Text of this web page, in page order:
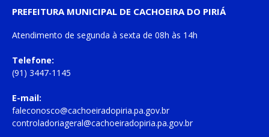
PREFEITURA MUNICIPAL DE CACHOEIRA DO PIRIÁ
Atendimento de segunda à sexta de 08h às 14h
Telefone:
(91) 3447-1145
E-mail:
faleconosco@cachoeiradopiria.pa.gov.br
controladoriageral@cachoeiradopiria.pa.gov.br